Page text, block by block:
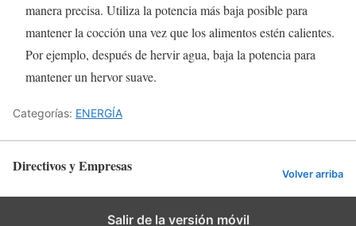
manera precisa. Utiliza la potencia más baja posible para
mantener la cocción una vez que los alimentos estén calientes.
Por ejemplo, después de hervir agua, baja la potencia para
mantener un hervor suave.
Categorías: ENERGÍA
Directivos y Empresas Volver arriba
Salir de la versión móvil